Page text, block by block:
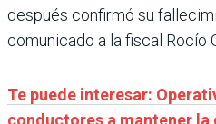
después confirmó su
comunicado a la fiscal Rocío
Te puede interesar:
conductores a mantener la